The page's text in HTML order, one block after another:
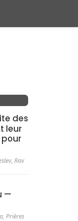
des
leur
,Rav
—
, Prières